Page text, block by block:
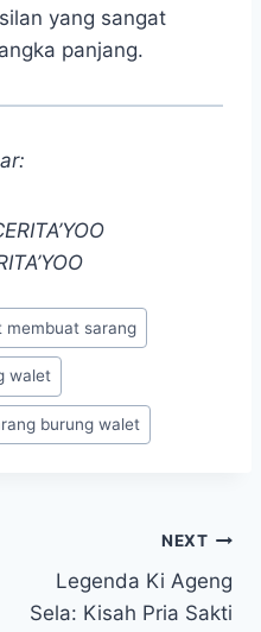
yang sangat
panjang.
membuat sarang
walet
burung walet
NEXT
Legenda Ki Ageng
Sela: Kisah Pria Sakti